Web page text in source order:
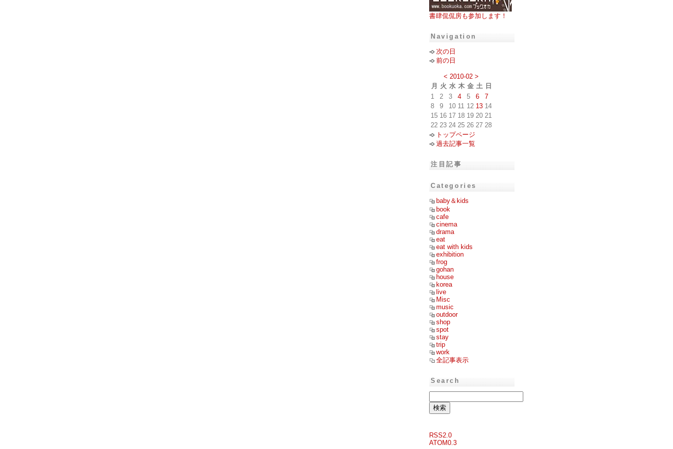
書肆侃侃房も参加します！
Navigation
次の日
前の日
< 2010-02 >
月
火 水 木 金 土 日
1
2 3 4 5 6
7
8
9 10 11 12 13 14
15 16 17 18 19 20 21
22 23 24 25 26 27 28
トップページ
過去記事一覧
注目記事
Categories
baby＆kids
book
cafe
cinema
drama
eat
eat with kids
exhibition
frog
gohan
house
korea
live
Misc
music
outdoor
shop
spot
stay
trip
work
全記事表示
Search
RSS2.0
ATOM0.3